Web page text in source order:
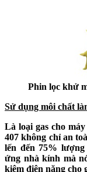
Phin lọc khử
Sử dụng môi chất
Là loại gas cho
407 không chỉ an
lến đến 75%
ứng nhà kính mà
kiệm điện năng cho